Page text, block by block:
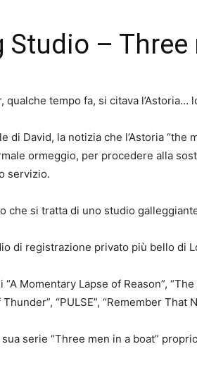
Studio –
tempo fa, si citava l’Astoria…
David, la notizia che l’Astoria “the
ormeggio, per procedere alla
servizio.
che si tratta di uno studio
di registrazione privato più bello di
Momentary Lapse of Reason”, “The
“PULSE”, “Remember That
serie “Three men in a boat”